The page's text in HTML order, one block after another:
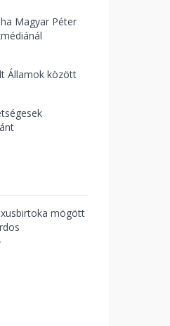
Magyar Péter
Államok között
mögött